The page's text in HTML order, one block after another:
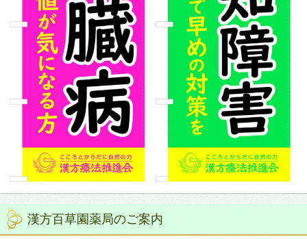
漢方百草園薬局のご案内